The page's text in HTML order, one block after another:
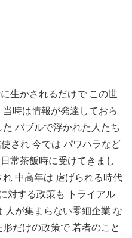
生かされるだけで この世
時は情報が発達しておら
バブルで浮かれた人たち
され 今では パワハラなど
常茶飯時に受けてきまし
中高年は 虐げられる時代
対する政策も トライアル
人が集まらない零細企業 な
だけの政策で 若者のこと